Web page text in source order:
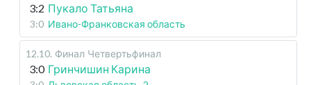
3:2 Пукало Татьяна
3:0 Ивано-Франковская область
12.10. Финал Четвертьфинал
3:0 Гринчишин Карина